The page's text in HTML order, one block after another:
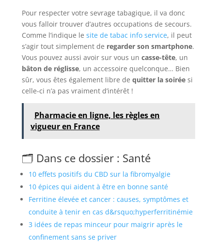
Pour respecter votre sevrage tabagique, il va donc
vous falloir trouver d’autres occupations de secours.
Comme l’indique le site de tabac info service, il peut
s’agir tout simplement de regarder son smartphone.
Vous pouvez aussi avoir sur vous un casse-tête, un
bâton de réglisse, un accessoire quelconque… Bien
sûr, vous êtes également libre de quitter la soiréesi
celle-ci n’a pas vraiment d’intérêt !
Pharmacie en ligne, les règles en
vigueur en France
🗂️ Dans ce dossier : Santé
10 effets positifs du CBD sur la fibromyalgie
10 épices qui aident à être en bonne santé
Ferritine élevée et cancer : causes, symptômes et
conduite à tenir en cas d&rsquo;hyperferritinémie
3 idées de repas minceur pour maigrir après le
confinement sans se priver